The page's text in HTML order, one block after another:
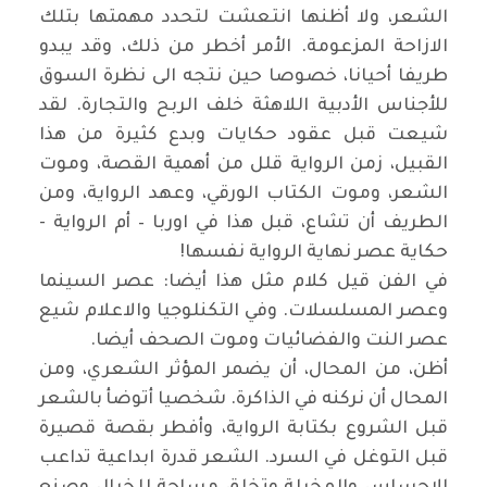
الشعر، ولا أظنها انتعشت لتحدد مهمتها بتلك
الازاحة المزعومة. الأمر أخطر من ذلك، وقد يبدو
طريفا أحيانا، خصوصا حين نتجه الى نظرة السوق
للأجناس الأدبية اللاهثة خلف الربح والتجارة. لقد
شيعت قبل عقود حكايات وبدع كثيرة من هذا
القبيل، زمن الرواية قلل من أهمية القصة، وموت
الشعر، وموت الكتاب الورقي، وعهد الرواية، ومن
الطريف أن تشاع، قبل هذا في اوربا – أم الرواية -
حكاية عصر نهاية الرواية نفسها!
في الفن قيل كلام مثل هذا أيضا: عصر السينما
وعصر المسلسلات. وفي التكنلوجيا والاعلام شيع
عصر النت والفضائيات وموت الصحف أيضا.
أظن، من المحال، أن يضمر المؤثر الشعري، ومن
المحال أن نركنه في الذاكرة. شخصيا أتوضأ بالشعر
قبل الشروع بكتابة الرواية، وأفطر بقصة قصيرة
قبل التوغل في السرد. الشعر قدرة ابداعية تداعب